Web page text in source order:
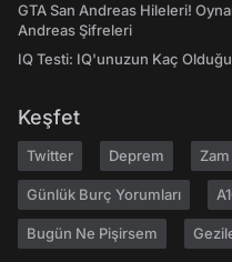
GTA San Andreas Hileleri!
Andreas Şifreleri
IQ Testi: IQ'unuzun Kaç
Keşfet
Twitter Deprem Zam
Günlük Burç Yorumları
Bugün Ne Pişirsem